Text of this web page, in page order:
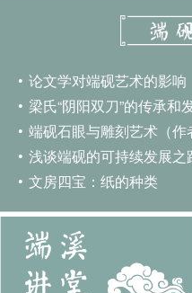
论文学对端砚艺术的影响
梁氏“阴阳双刀”的传承和
端砚石眼与雕刻艺术（作
浅谈端砚的可持续发展之
文房四宝：纸的种类